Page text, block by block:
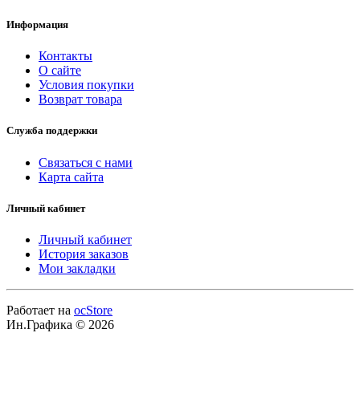
Информация
Контакты
О сайте
Условия покупки
Возврат товара
Служба поддержки
Связаться с нами
Карта сайта
Личный кабинет
Личный кабинет
История заказов
Мои закладки
Работает на ocStore
Ин.Графика © 2026